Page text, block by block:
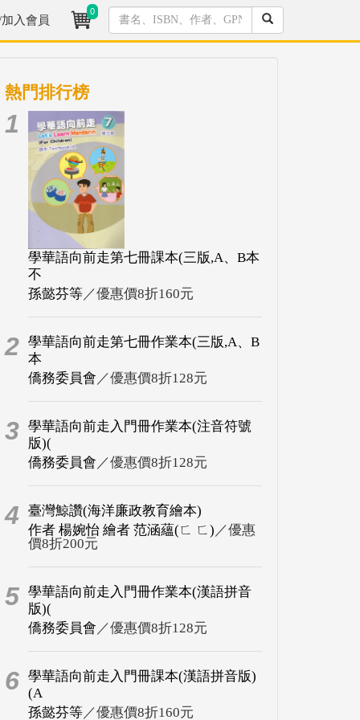
入會員
0
熱門排行榜
1
學華語向前走第七冊課本(三版,A、B本
不
孫懿芬等／優惠價8折160元
2 學華語向前走第七冊作業本(三版,A、B
本
僑務委員會 ／優惠價8折128元
3 學華語向前走入門冊作業本(注音符號
版)(
僑務委員會 ／優惠價8折128元
4
臺灣鯨讚(海洋廉政教育繪本)
作者 楊婉怡 繪者 范涵蘊(ㄈ ㄈ) ／優惠
價8折200元
5 學華語向前走入門冊作業本(漢語拼音
版)(
僑務委員會 ／優惠價8折128元
6 學華語向前走入門冊課本(漢語拼音版)
(A
孫懿芬等／優惠價8折160元